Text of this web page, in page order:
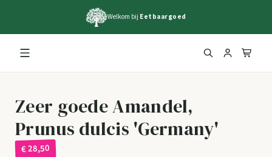
Welkom bij Eetbaargoed
Zeer goede Amandel,
Prunus dulcis 'Germany'
€ 28,50